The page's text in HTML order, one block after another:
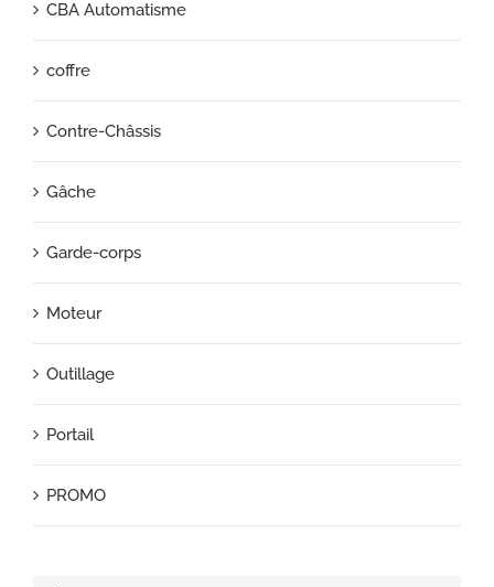
CBA Automatisme
coffre
Contre-Châssis
Gâche
Garde-corps
Moteur
Outillage
Portail
PROMO